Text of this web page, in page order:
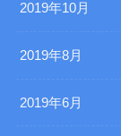
2019年10月
2019年8月
2019年6月